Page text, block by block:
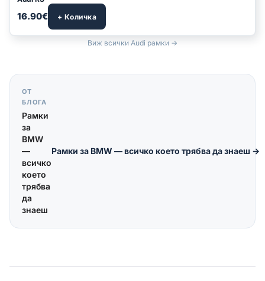
16.90€ + Количка
Виж всички Audi рамки →
ОТ
БЛОГА
Рамки
за
BMW
—
всичко
което
трябва
да
знаеш
Рамки за BMW — всичко което трябва да знаеш →